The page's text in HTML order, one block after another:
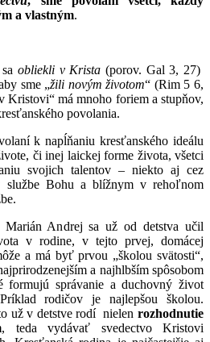
a vlastným.
obliekli v Krista (porov. Gal 3, 27)
sme „žili novým životom“ (Rim 5 6,
Kristovi“ má mnoho foriem a stupňov,
povolania.
k napĺňaniu kresťanského ideálu
či inej laickej forme života, všetci
svojich talentov – niekto aj cez
službe Bohu a blížnym v rehoľnom
Marián Andrej sa už od detstva učil
v rodine, v tejto prvej, domácej
a má byť prvou „školou svätosti“,
a najhlbším spôsobom
správanie a duchovný život
rodičov je najlepšou školou.
už v detstve rodí nielen rozhodnutie
, teda vydávať svedectvo Kristovi